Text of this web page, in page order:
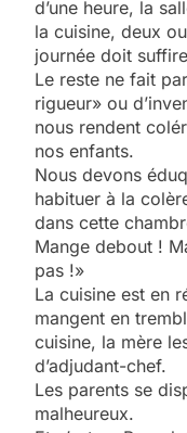
d’une heure, la
la cuisine, deux
journée doit
Le reste ne fait
rigueur» ou
nous rendent
nos enfants.
Nous devons
habituer à la
dans cette
Mange debout !
pas !»
La cuisine est en
mangent en
cuisine, la mère
d’adjudant-chef.
Les parents se
malheureux.